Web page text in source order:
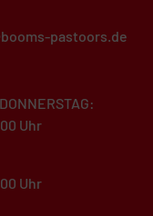
pastoors.de
Uhr
Uhr